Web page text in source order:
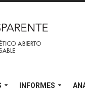
INFORMES